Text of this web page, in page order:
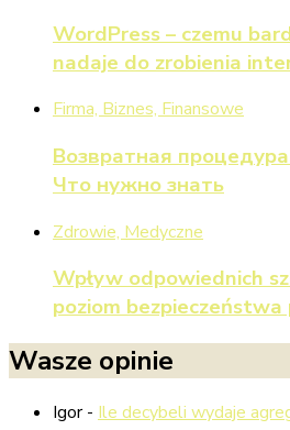
WordPress – czemu
nadaje do zrobienia
Firma, Biznes, Finansowe
Возвратная
Что нужно знать
Zdrowie, Medyczne
Wpływ odpowiednich
poziom
Wasze opinie
Igor- Ile decybeli wydaje